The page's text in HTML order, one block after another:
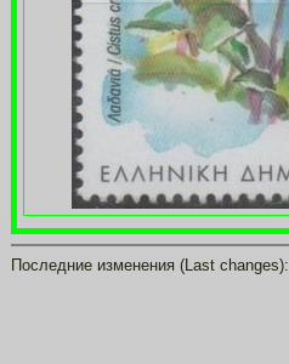
Последние изменения (Last changes):